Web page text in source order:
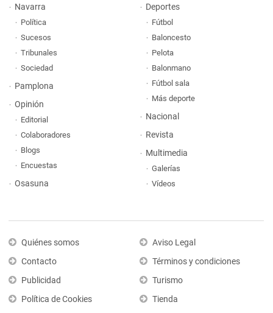
Navarra
Política
Sucesos
Tribunales
Sociedad
Pamplona
Opinión
Editorial
Colaboradores
Blogs
Encuestas
Osasuna
Deportes
Fútbol
Baloncesto
Pelota
Balonmano
Fútbol sala
Más deporte
Nacional
Revista
Multimedia
Galerías
Vídeos
Quiénes somos
Contacto
Publicidad
Política de Cookies
Aviso Legal
Términos y condiciones
Turismo
Tienda